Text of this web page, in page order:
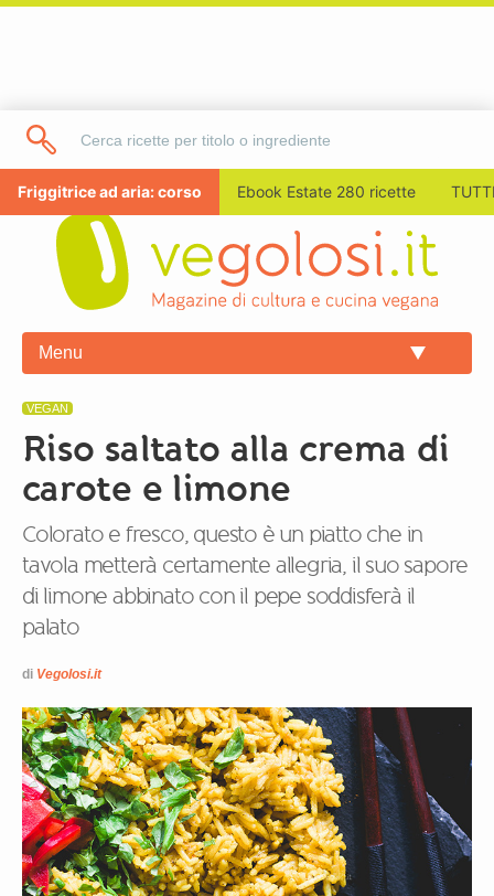
Friggitrice ad aria: corso Ebook Estate 280 ricette
Menu
VEGAN
Riso saltato alla crema di
carote e limone
Colorato e fresco, questo è un piatto che in
tavola metterà certamente allegria, il suo sapore
di limone abbinato con il pepe soddisferà il
palato
di Vegolosi.it